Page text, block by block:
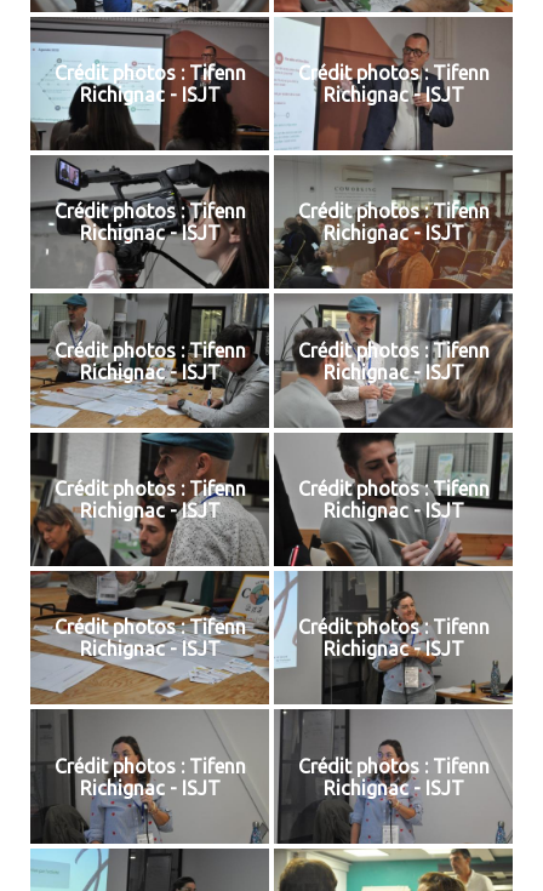
Crédit photos : Tifenn
Richignac - ISJT
Crédit photos : Tifenn
Richignac - ISJT
Crédit photos : Tifenn
Richignac - ISJT
Crédit photos : Tifenn
Richignac - ISJT
Crédit photos : Tifenn
Richignac - ISJT
Crédit photos : Tifenn
Richignac - ISJT
Crédit photos : Tifenn
Richignac - ISJT
Crédit photos : Tifenn
Richignac - ISJT
Crédit photos : Tifenn
Richignac - ISJT
Crédit photos : Tifenn
Richignac - ISJT
Crédit photos : Tifenn
Richignac - ISJT
Crédit photos : Tifenn
Richignac - ISJT